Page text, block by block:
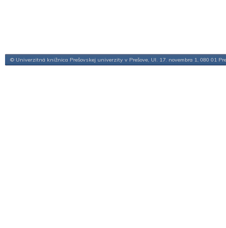
© Univerzitná knižnica Prešovskej univerzity v Prešove, Ul. 17. novembra 1, 080 01